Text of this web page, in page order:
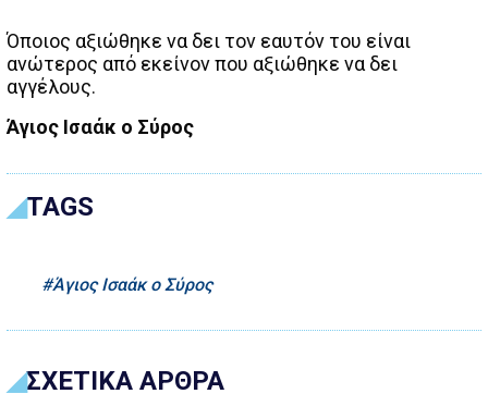
Όποιος αξιώθηκε να δει τον εαυτόν του είναι
ανώτερος από εκείνον που αξιώθηκε να δει
αγγέλους.
Άγιος Ισαάκ ο Σύρος
TAGS
Άγιος Ισαάκ ο Σύρος
ΣΧΕΤΙΚΑ ΑΡΘΡΑ